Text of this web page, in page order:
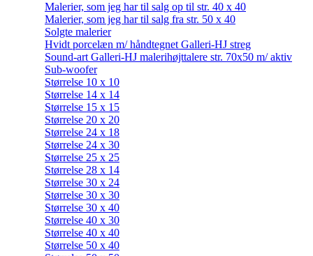
Malerier, som jeg har til salg op til str. 40 x 40
Malerier, som jeg har til salg fra str. 50 x 40
Solgte malerier
Hvidt porcelæn m/ håndtegnet Galleri-HJ streg
Sound-art Galleri-HJ malerihøjttalere str. 70x50 m/ aktiv
Sub-woofer
Størrelse 10 x 10
Størrelse 14 x 14
Størrelse 15 x 15
Størrelse 20 x 20
Størrelse 24 x 18
Størrelse 24 x 30
Størrelse 25 x 25
Størrelse 28 x 14
Størrelse 30 x 24
Størrelse 30 x 30
Størrelse 30 x 40
Størrelse 40 x 30
Størrelse 40 x 40
Størrelse 50 x 40